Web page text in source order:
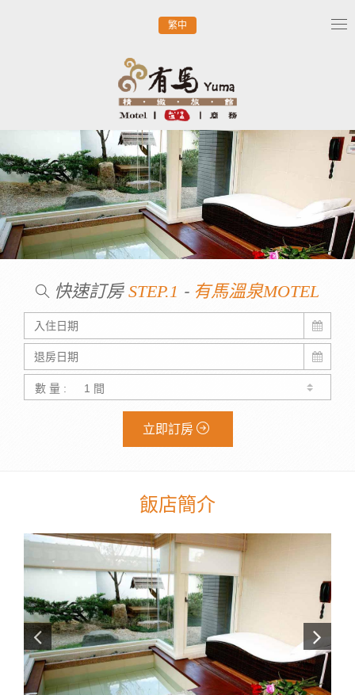
繁中
快速訂房 STEP.1 - 有馬溫泉MOTEL
數 量 :
立即訂房
飯店簡介